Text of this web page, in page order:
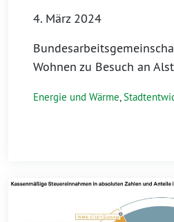
4. März 2024
Wohnen zu Besuch an
Energie und Wärme,